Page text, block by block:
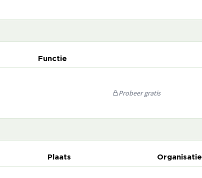
Functie
Probeer gratis
Plaats Organisatie